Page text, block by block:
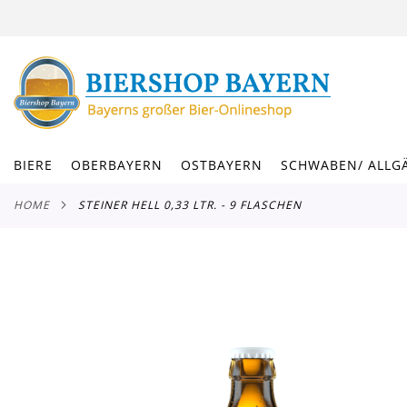
INHALT
BIERE OBERBAYERN OSTBAYERN SCHWABEN/
HOME STEINER HELL 0,33 LTR. - 9 FLASCHEN